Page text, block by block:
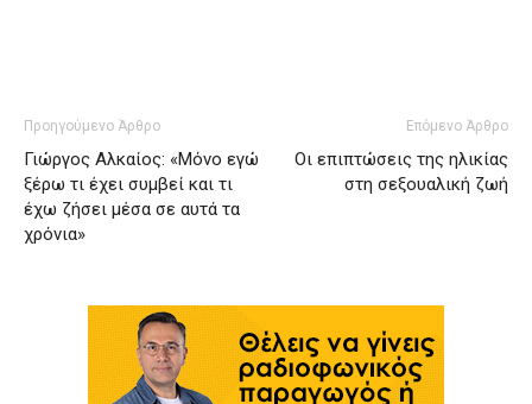
Προηγούμενο Άρθρο
Γιώργος Αλκαίος: «Μόνο εγώ
ξέρω τι έχει συμβεί και τι
έχω ζήσει μέσα σε αυτά τα
χρόνια»
Επόμενο Άρθρο
Οι επιπτώσεις της ηλικίας
στη σεξουαλική ζωή